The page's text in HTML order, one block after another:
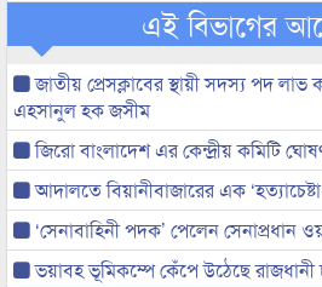
এই বিভাগের
জাতীয় প্রেসক্লাবের স্থায়ী সদস্য পদ লাভ
এহসানুল হক জসীম
জিরো বাংলাদেশ এর কেন্দ্রীয় কমিটি
আদালতে বিয়ানীবাজারের এক
‘সেনাবাহিনী পদক’ পেলেন সেনাপ্রধান
ভয়াবহ ভূমিকম্পে কেঁপে উঠেছে রাজধানী